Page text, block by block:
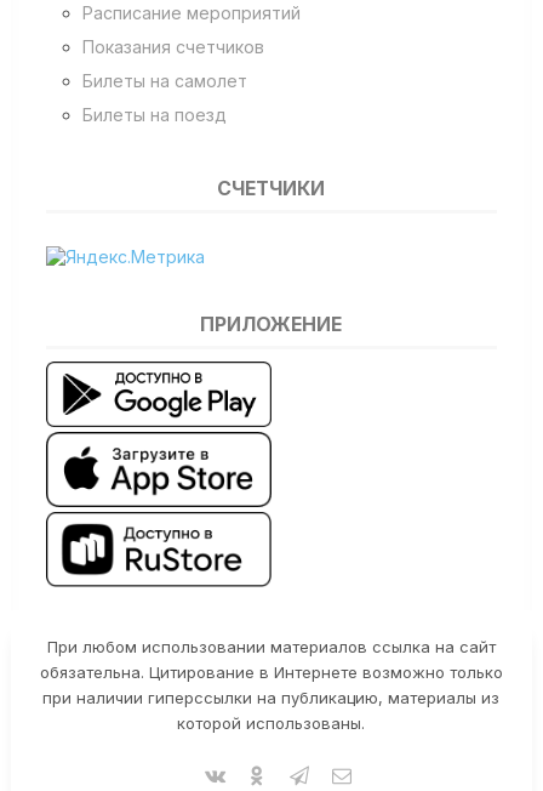
Расписание мероприятий
Показания счетчиков
Билеты на самолет
Билеты на поезд
СЧЕТЧИКИ
ПРИЛОЖЕНИЕ
При любом использовании материалов ссылка на сайт
обязательна. Цитирование в Интернете возможно только
при наличии гиперссылки на публикацию, материалы из
которой использованы.